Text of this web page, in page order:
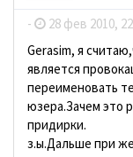
- 28 фев 2010,
Gerasim, я
является
переименовать
юзера.Зачем это
придирки.
з.ы.Дальше при